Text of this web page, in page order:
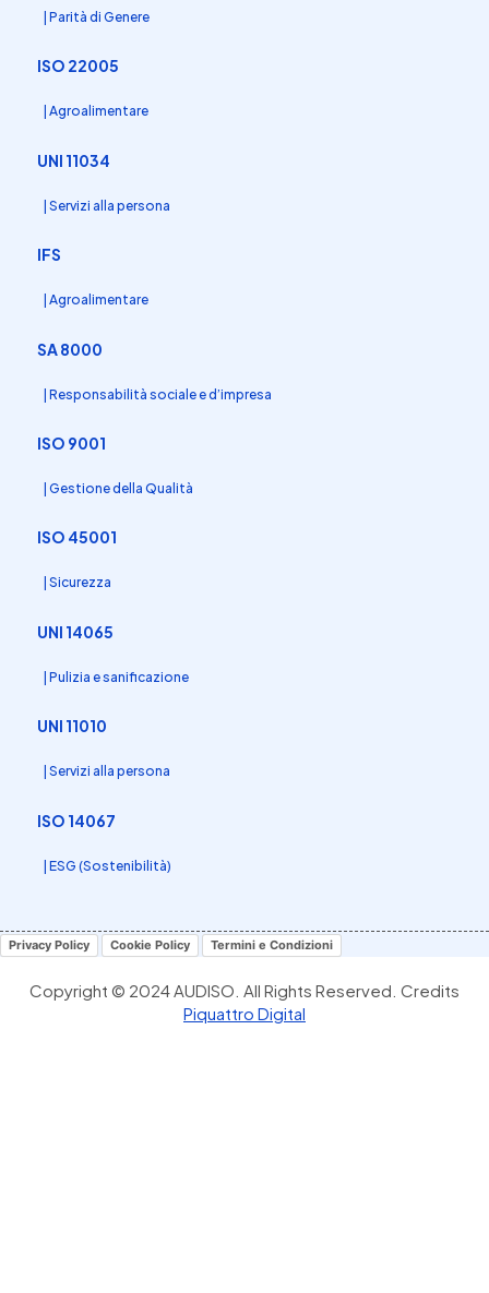
| Parità di Genere
ISO 22005
| Agroalimentare
UNI 11034
| Servizi alla persona
IFS
| Agroalimentare
SA 8000
| Responsabilità sociale e d’impresa
ISO 9001
| Gestione della Qualità
ISO 45001
| Sicurezza
UNI 14065
| Pulizia e sanificazione
UNI 11010
| Servizi alla persona
ISO 14067
| ESG (Sostenibilità)
Privacy Policy Cookie Policy Termini e Condizioni
Copyright © 2024 AUDISO. All Rights Reserved. Credits
Piquattro Digital